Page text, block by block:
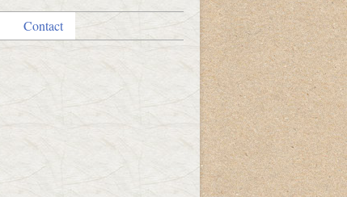
Contact